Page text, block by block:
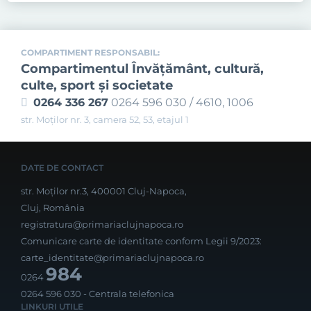
COMPARTIMENT RESPONSABIL:
Compartimentul Învăţământ, cultură,
culte, sport şi societate
0264 336 267 0264 596 030 / 4610, 1006
str. Moților nr. 3, camera 52, 53, etajul 1
DATE DE CONTACT
str. Moților nr.3, 400001 Cluj-Napoca,
Cluj, România
registratura@primariaclujnapoca.ro
Comunicare carte de identitate conform Legii 9/2023:
carte_identitate@primariaclujnapoca.ro
0264984
0264 596 030 - Centrala telefonica
LINKURI UTILE